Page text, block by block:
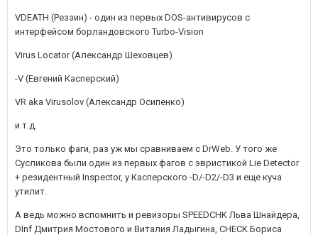
VDEATH (Реззин) - один из первых DOS-антивирусов с
интерфейсом борландовского Turbo-Vision
Virus Locator (Александр Шеховцев)
-V (Евгений Касперский)
VR aka Virusolov (Александр Осипенко)
и т.д.
Это только фаги, раз уж мы сравниваем с DrWeb. У того же
Сусликова были один из первых фагов с эвристикой Lie Detector
+ резидентный Inspector, у Касперского -D/-D2/-D3 и еще куча
утилит.
А ведь можно вспомнить и ревизоры SPEEDCHK Льва Шнайдера,
DInf Дмитрия Мостового и Виталия Ладыгина, CHECK Бориса